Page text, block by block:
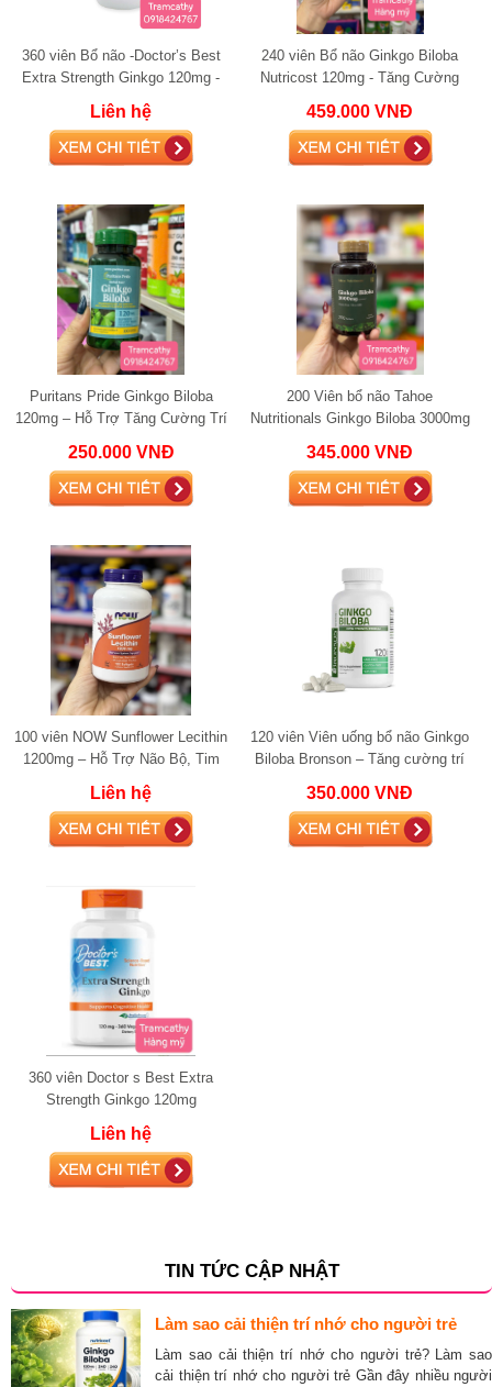
360 viên Bổ não -Doctor’s Best
Extra Strength Ginkgo 120mg -
Tăng Cường Trí Nhớ Và Tinh
Thần Minh Mẫ
Liên hệ
240 viên Bổ não Ginkgo Biloba
Nutricost 120mg - Tăng Cường
Tuần Hoàn Máu
459.000 VNĐ
Puritans Pride Ginkgo Biloba
120mg – Hỗ Trợ Tăng Cường Trí
250.000 VNĐ
200 Viên bổ não Tahoe
Nutritionals Ginkgo Biloba 3000mg
345.000 VNĐ
100 viên NOW Sunflower Lecithin
1200mg – Hỗ Trợ Não Bộ, Tim
Mạch & Gan Khỏe Mạnh
Liên hệ
120 viên Viên uống bổ não Ginkgo
Biloba Bronson – Tăng cường trí
350.000 VNĐ
360 viên Doctor s Best Extra
Strength Ginkgo 120mg
Liên hệ
TIN TỨC CẬP NHẬT
Làm sao cải thiện trí nhớ cho người trẻ
Làm sao cải thiện trí nhớ cho người trẻ? Làm sao
cải thiện trí nhớ cho người trẻ Gần đây nhiều người